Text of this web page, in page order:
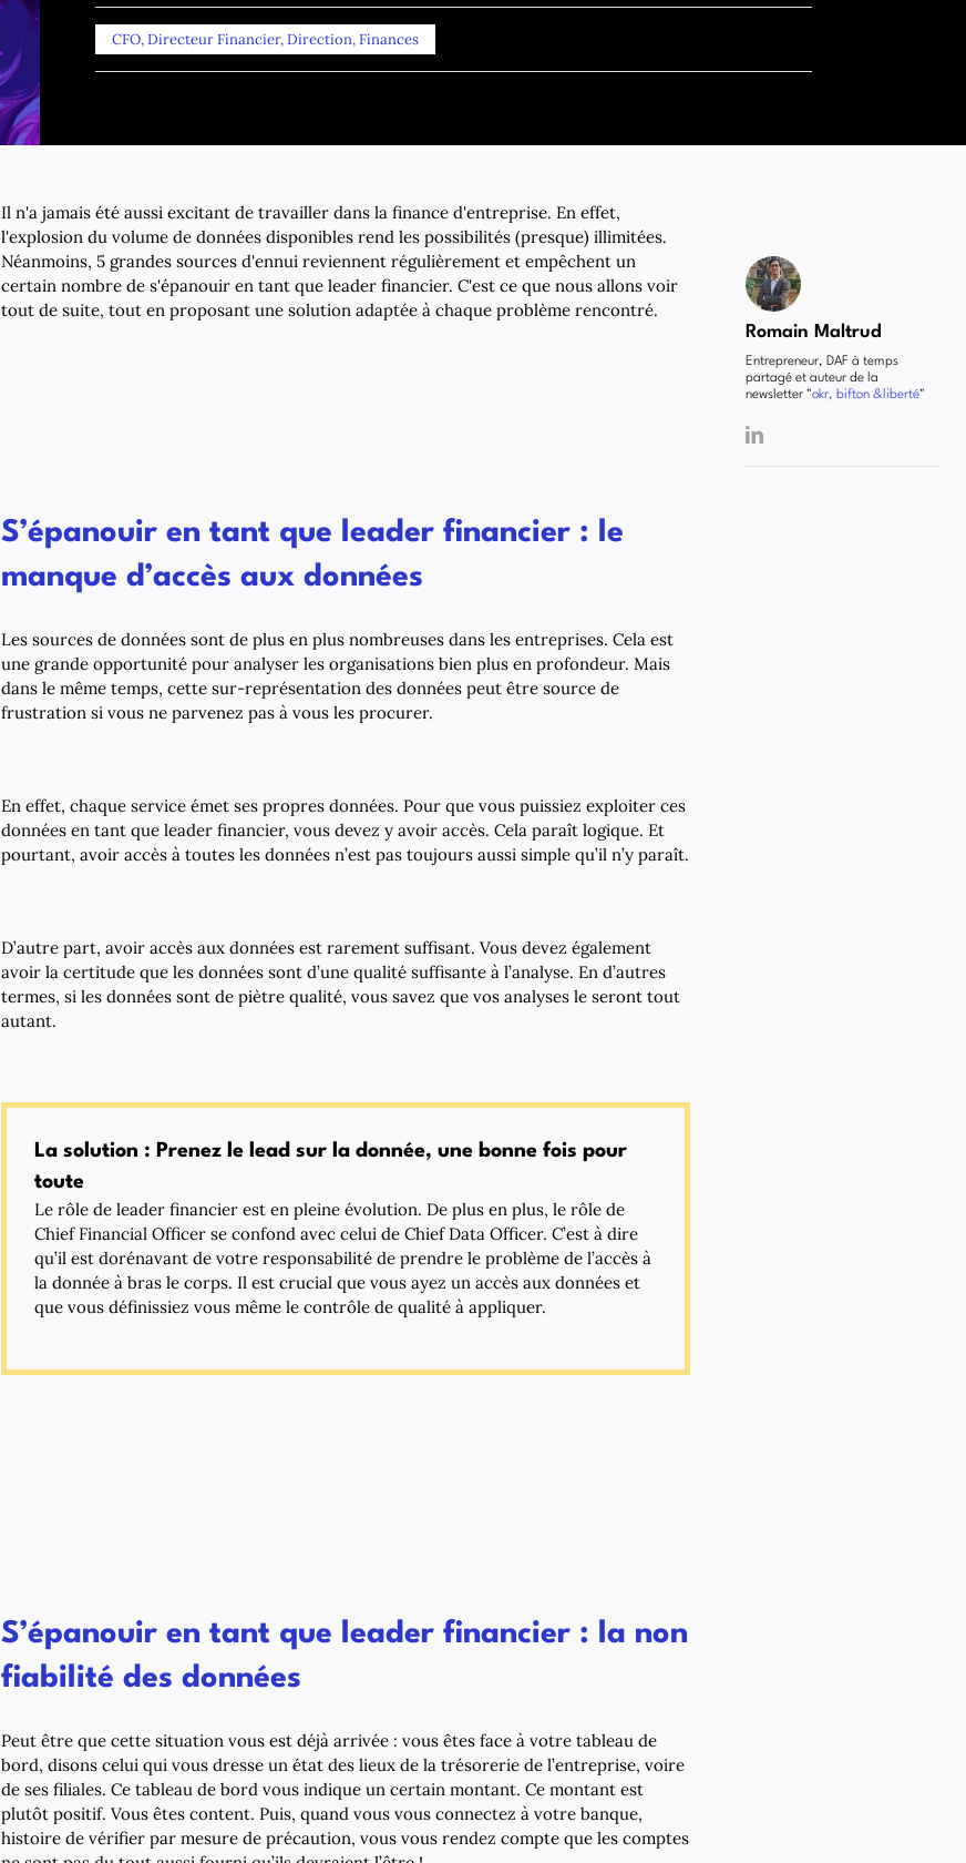
CFO,Directeur Financier,Direction,Finances
Il n'a jamais été aussi excitant de travailler dans la finance d'entreprise. En effet,
l'explosion du volume de données disponibles rend les possibilités (presque) illimitées.
Néanmoins, 5 grandes sources d'ennui reviennent régulièrement et empêchent un
certain nombre de s'épanouir en tant que leader financier. C'est ce que nous allons voir
tout de suite, tout en proposant une solution adaptée à chaque problème rencontré.
S’épanouir en tant que leader financier : le
manque d’accès aux données
Les sources de données sont de plus en plus nombreuses dans les entreprises. Cela est
une grande opportunité pour analyser les organisations bien plus en profondeur. Mais
dans le même temps, cette sur-représentation des données peut être source de
frustration si vous ne parvenez pas à vous les procurer.
En effet, chaque service émet ses propres données. Pour que vous puissiez exploiter ces
données en tant que leader financier, vous devez y avoir accès. Cela paraît logique. Et
pourtant, avoir accès à toutes les données n’est pas toujours aussi simple qu’il n’y paraît.
D’autre part, avoir accès aux données est rarement suffisant. Vous devez également
avoir la certitude que les données sont d’une qualité suffisante à l’analyse. En d’autres
termes, si les données sont de piètre qualité, vous savez que vos analyses le seront tout
autant.
La solution : Prenez le lead sur la donnée, une bonne fois pour
toute
Le rôle de leader financier est en pleine évolution. De plus en plus, le rôle de
Chief Financial Officer se confond avec celui de Chief Data Officer. C’est à dire
qu’il est dorénavant de votre responsabilité de prendre le problème de l’accès à
la donnée à bras le corps. Il est crucial que vous ayez un accès aux données et
que vous définissiez vous même le contrôle de qualité à appliquer.
S’épanouir en tant que leader financier : la non
fiabilité des données
Peut être que cette situation vous est déjà arrivée : vous êtes face à votre tableau de
bord, disons celui qui vous dresse un état des lieux de la trésorerie de l’entreprise, voire
de ses filiales. Ce tableau de bord vous indique un certain montant. Ce montant est
plutôt positif. Vous êtes content. Puis, quand vous vous connectez à votre banque,
histoire de vérifier par mesure de précaution, vous vous rendez compte que les comptes
Romain Maltrud
Entrepreneur, DAF à temps
partagé et auteur de la
newsletter "okr, bifton &liberté"